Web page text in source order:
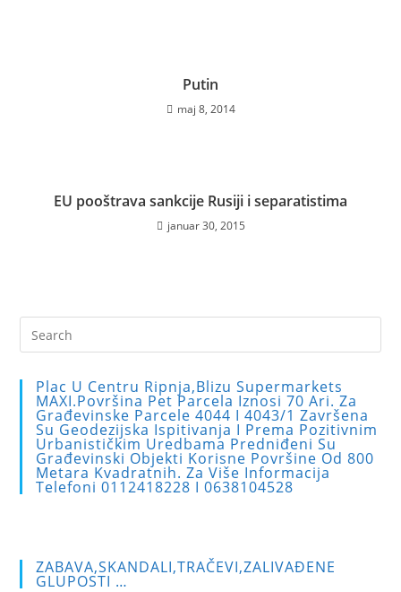
Putin
maj 8, 2014
EU pooštrava sankcije Rusiji i separatistima
januar 30, 2015
Plac U Centru Ripnja,blizu Supermarkets
MAXI.Površina Pet Parcela Iznosi 70 Ari. Za
Građevinske Parcele 4044 I 4043/1 Završena
Su Geodezijska Ispitivanja I Prema Pozitivnim
Urbanističkim Uredbama Predniđeni Su
Građevinski Objekti Korisne Površine Od 800
Metara Kvadratnih. Za Više Informacija
Telefoni 0112418228 I 0638104528
ZABAVA,SKANDALI,TRAČEVI,ZALIVAĐENE
GLUPOSTI …